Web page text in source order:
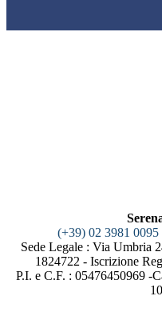
(+39) 02 3981 0095
Sede Legale : Via Umbria
1824722 - Iscrizione
P.I. e C.F. : 05476450969 -